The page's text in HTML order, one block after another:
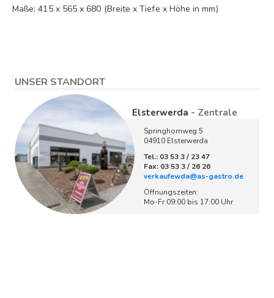
Maße: 415 x 565 x 680 (Breite x Tiefe x Höhe in mm)
UNSER STANDORT
Elsterwerda - Zentrale
Springhornweg 5
04910 Elsterwerda
Tel.: 03 53 3 / 23 47
Fax: 03 53 3 / 26 26
verkaufewda@as-gastro.de
Öffnungszeiten:
Mo-Fr 09:00 bis 17:00 Uhr